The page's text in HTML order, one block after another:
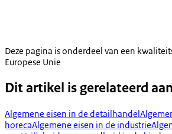
Deze pagina is onderdeel van een
Europese Unie
Dit artikel is gerelateerd
Algemene eisen in de detailhandel
horecaAlgemene eisen in de industrie